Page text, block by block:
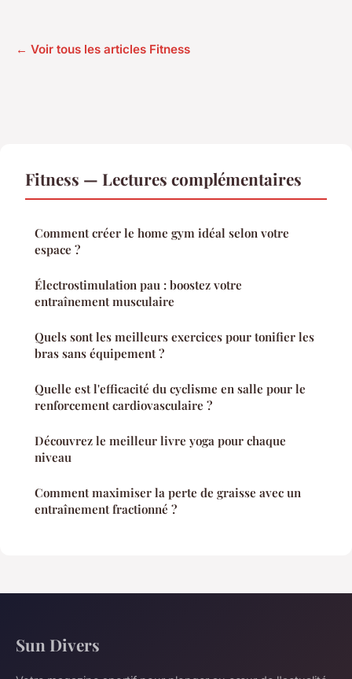
← Voir tous les articles Fitness
Fitness — Lectures complémentaires
Comment créer le home gym idéal selon votre
espace ?
Électrostimulation pau : boostez votre
entraînement musculaire
Quels sont les meilleurs exercices pour tonifier les
bras sans équipement ?
Quelle est l'efficacité du cyclisme en salle pour le
renforcement cardiovasculaire ?
Découvrez le meilleur livre yoga pour chaque
niveau
Comment maximiser la perte de graisse avec un
entraînement fractionné ?
Sun Divers